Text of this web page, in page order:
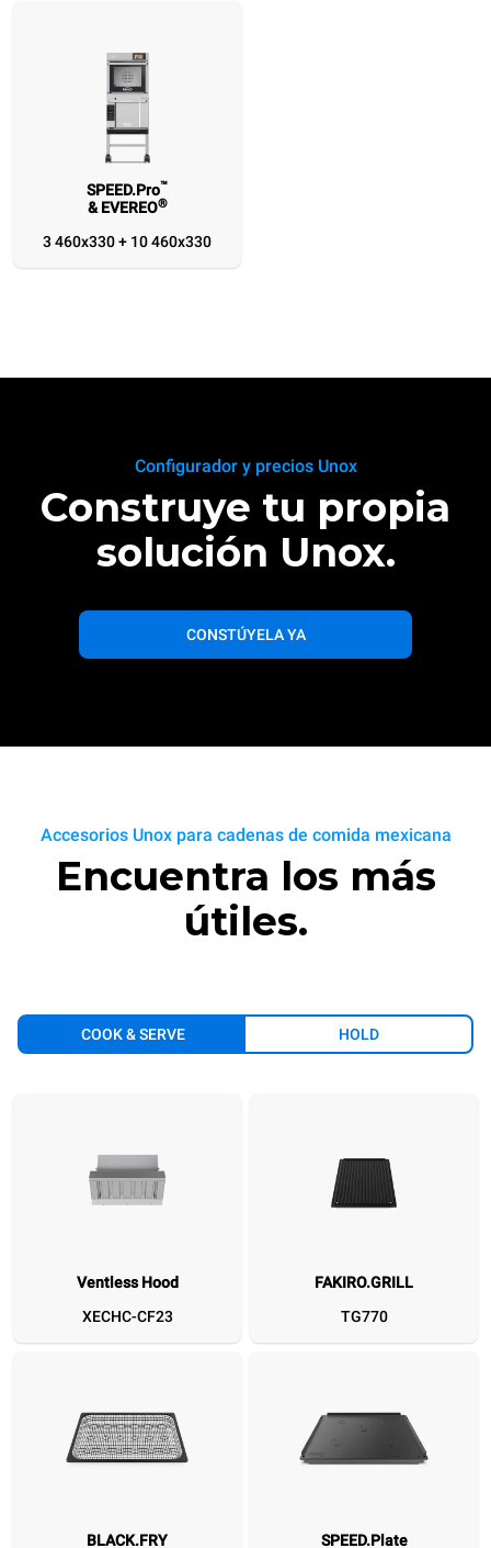
SPEED.Pro™
& EVEREO®
3 460x330 + 10 460x330
Configurador y precios Unox
Construye tu propia
solución Unox.
CONSTÚYELA YA
Accesorios Unox para cadenas de comida mexicana
Encuentra los más
útiles.
COOK & SERVE HOLD
Ventless Hood
XECHC-CF23
FAKIRO.GRILL
TG770
BLACK.FRY SPEED.Plate